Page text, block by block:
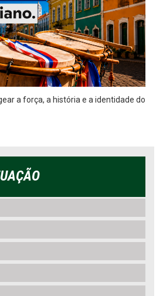
a força, a história e a identidade do